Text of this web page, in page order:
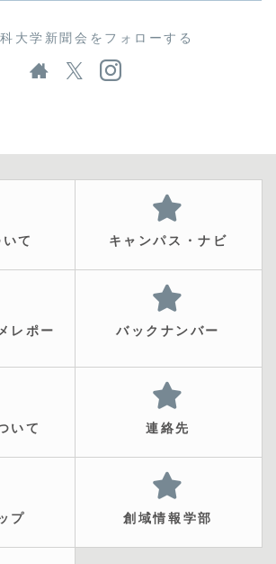
大学新聞会をフォローする
て キャンパス・ナビ
レポー
バックナンバー
いて 連絡先
プ 創域情報学部